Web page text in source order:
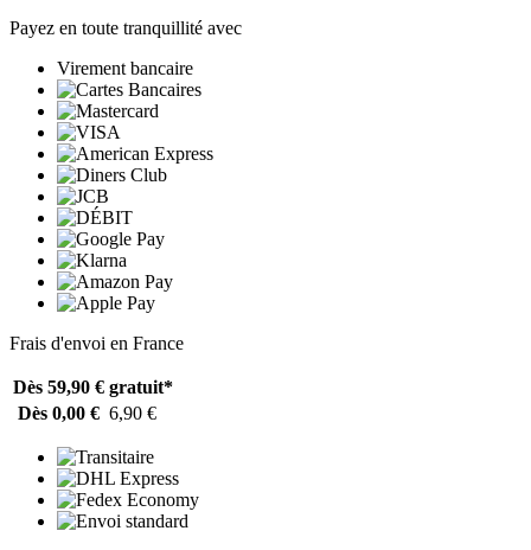
Payez en toute tranquillité avec
Virement bancaire
Frais d'envoi en France
Dès 59,90 € gratuit*
Dès 0,00 € 6,90 €